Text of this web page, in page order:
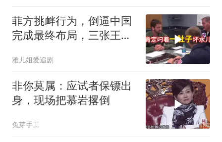
菲方挑衅行为，倒逼中国
完成最终布局，三张王牌
雅儿姐爱追剧
非你莫属：应试者保镖出
身，现场把慕岩撂倒
兔芽手工